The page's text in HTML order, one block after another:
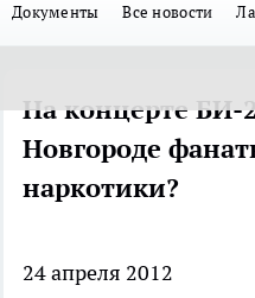
Документы Все новости
На концерте
Новгороде
наркотики?
24 апреля 2012